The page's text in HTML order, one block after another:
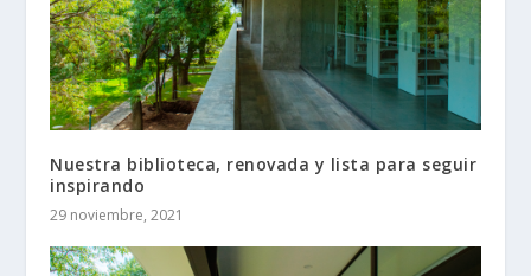
Nuestra biblioteca, renovada y lista para seguir
inspirando
29 noviembre, 2021